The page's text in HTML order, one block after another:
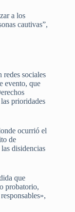
a los
cautivas”,
redes sociales
evento, que
prioridades
ocurrió el
de
disidencias
que
probatorio,